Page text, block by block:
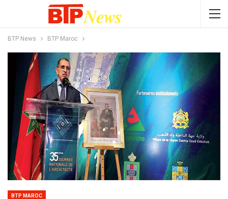
BTP News BTP Maroc
BTP MAROC